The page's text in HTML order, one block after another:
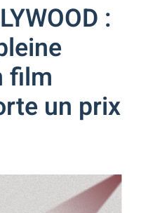
:
film
un prix